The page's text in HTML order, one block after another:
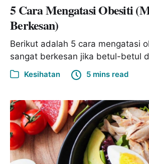
5 Cara Mengatasi Obesiti
Berkesan)
Berikut adalah 5 cara mengatasi
sangat berkesan jika betul-betul
Kesihatan 5 mins read